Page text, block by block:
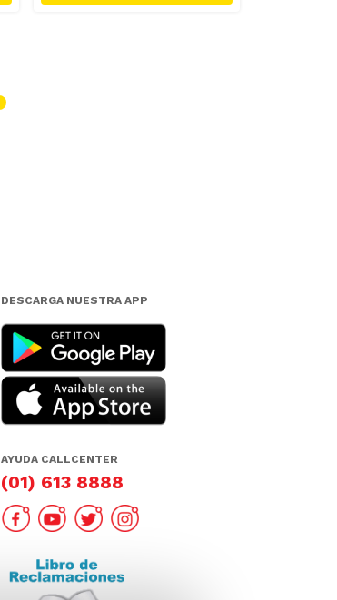
DESCARGA NUESTRA APP
AYUDA CALLCENTER
(01) 613 8888